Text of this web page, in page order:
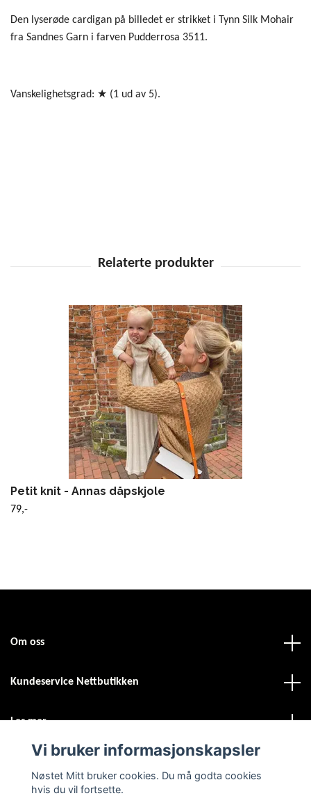
Den lyserøde cardigan på billedet er strikket i Tynn Silk Mohair
fra Sandnes Garn i farven Pudderrosa 3511.
Vanskelighetsgrad: ★ (1 ud av 5).
Petit knit - Annas dåpskjole
79,-
Om oss
Kundeservice Nettbutikken
Les mer
Vi bruker informasjonskapsler
Nøstet Mitt bruker cookies. Du må godta cookies
hvis du vil fortsette.